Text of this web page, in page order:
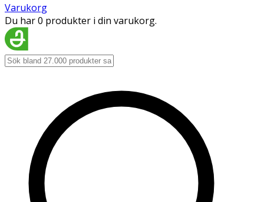
Varukorg
Du har 0 produkter i din varukorg.